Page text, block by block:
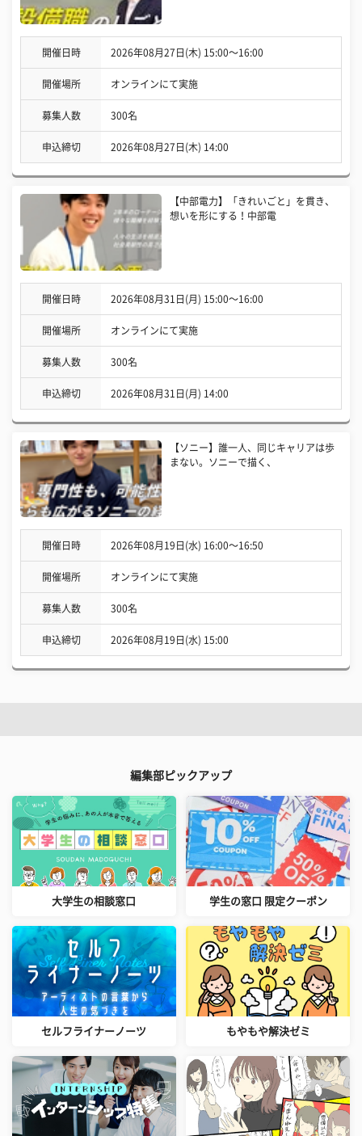
開催日時 2026年08月27日(木) 15:00〜16:00
開催場所 オンラインにて実施
募集人数 300名
申込締切 2026年08月27日(木) 14:00
【中部電力】「きれいごと」を貫き、
想いを形にする！中部電
開催日時 2026年08月31日(月) 15:00〜16:00
開催場所 オンラインにて実施
募集人数 300名
申込締切 2026年08月31日(月) 14:00
【ソニー】誰一人、同じキャリアは歩
まない。ソニーで描く、
開催日時 2026年08月19日(水) 16:00〜16:50
開催場所 オンラインにて実施
募集人数 300名
申込締切 2026年08月19日(水) 15:00
編集部ピックアップ
大学生の相談窓口 学生の窓口 限定クーポン
セルフライナーノーツ もやもや解決ゼミ